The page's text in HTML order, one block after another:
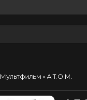
Мультфильм » A.T.O.M.